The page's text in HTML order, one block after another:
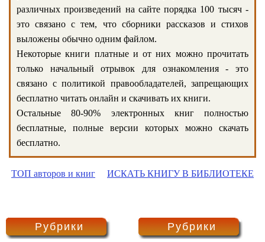
различных произведений на сайте порядка 100 тысяч -
это связано с тем, что сборники рассказов и стихов
выложены обычно одним файлом.
Некоторые книги платные и от них можно прочитать
только начальный отрывок для ознакомления - это
связано с политикой правообладателей, запрещающих
бесплатно читать онлайн и скачивать их книги.
Остальные 80-90% электронных книг полностью
бесплатные, полные версии которых можно скачать
бесплатно.
ТОП авторов и книг ИСКАТЬ КНИГУ В БИБЛИОТЕКЕ
Рубрики Рубрики